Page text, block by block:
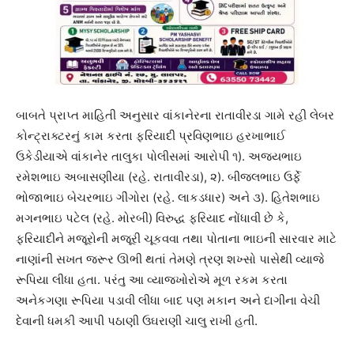
બાબતે પ્રાપ્ત માહિતી અનુસાર વાંકાનેરના રાતાવીરડા ગામે રહી લેબર
કોન્ટ્રાક્ટરનું કામ કરતા ફરિયાદી પ્રવિણભાઇ હરખાભાઈ
ઉકેડીયાએ વાંકાનેર તાલુકા પોલીસમાં આરોપી ૧). અજયભાઇ
રમેશભાઇ અબાસણીયા (રહે. રાતાવીરડા), ૨). બીજલભાઇ ઉર્ફે
ભોજાભાઇ બેચરભાઇ ગીંગોરા (રહે. લાકડધાર) અને ૩). હિતેશભાઇ
મગનભાઇ પટેલ (રહે. મોરબી) વિરુદ્ધ ફરિયાદ નોંધાવી છે કે,
ફરિયાદીને મજૂરોની મજૂરી ચૂકવવા તથા પોતાના ભાઇની સારવાર માટે
નાણાંની સખત જરૂર ઊભી થતાં તેમણે ત્રણ શખ્સો પાસેથી વ્યાજે
રૂપિયા લીધા હતા. પરંતુ આ વ્યાજખોરોએ મૂળ રકમ કરતા
અનેકગણા રૂપિયા પડાવી લીધા બાદ પણ મકાન અને દાગીના વેચી
દેવાની ધમકી આપી પઠાણી ઉઘરાણી ચાલુ રાખી હતી.